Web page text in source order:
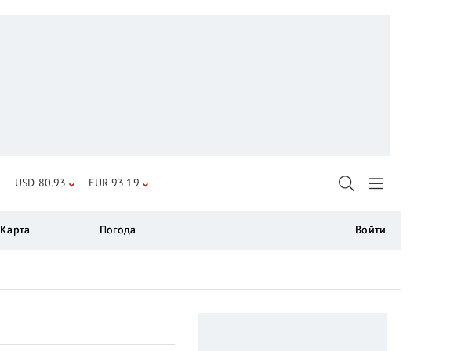
USD 80.93 EUR 93.19
Карта Погода Войти